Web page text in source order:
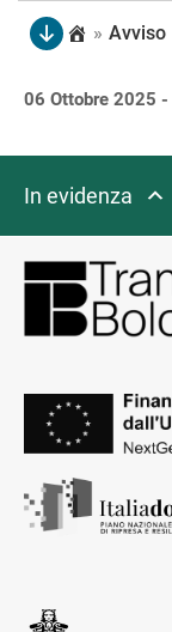
» Avviso
06 Ottobre 2025 -
In evidenza